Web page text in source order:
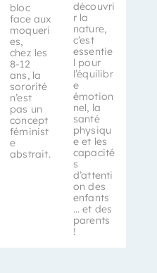
bloc
face aux
moqueri
es,
chez les
8-12
ans, la
sororité
n’est
pas un
concept
féminist
e
abstrait.
découvri
r la
nature,
c’est
essentie
l pour
l’équilibr
e
émotion
nel, la
santé
physiqu
e et les
capacité
s
d’attenti
on des
enfants
… et des
parents
!